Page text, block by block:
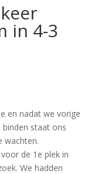
in 4-3
en nadat we vorige
binden staat ons
wachten.
de 1e plek in
We hadden